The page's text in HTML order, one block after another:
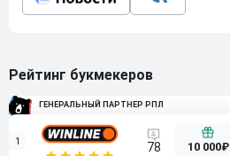
Рейтинг букмекеров
ГЕНЕРАЛЬНЫЙ ПАРТНЕР РПЛ
1 78 10 000₽